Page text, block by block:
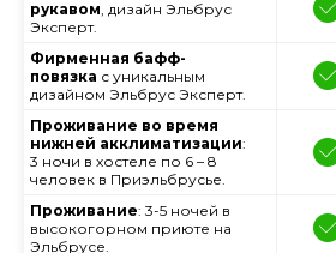
рукавом, дизайн Эльбрус
Эксперт.
Фирменная бафф-
повязка с уникальным
дизайном Эльбрус Эксперт.
Проживание во время
нижней акклиматизации:
3 ночи в хостеле по 6 – 8
человек в Приэльбрусье.
Проживание: 3-5 ночей в
высокогорном приюте на
Эльбрусе.